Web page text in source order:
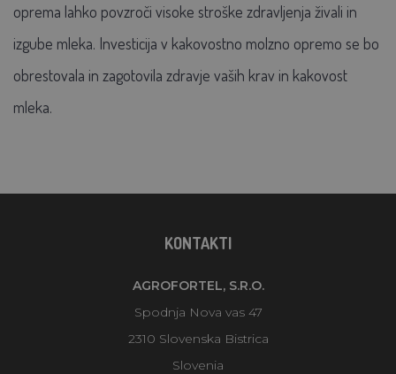
oprema lahko povzroči visoke stroške zdravljenja živali in
izgube mleka. Investicija v kakovostno molzno opremo se bo
obrestovala in zagotovila zdravje vaših krav in kakovost
mleka.
KONTAKTI
AGROFORTEL, S.R.O.
Spodnja Nova vas 47
2310 Slovenska Bistrica
Slovenia